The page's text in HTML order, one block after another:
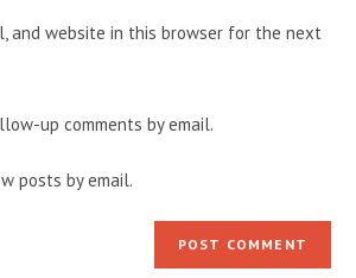
and website in this browser for the next
up comments by email.
posts by email.